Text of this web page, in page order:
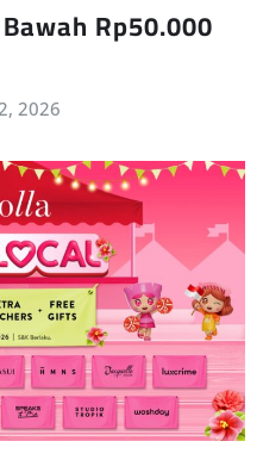
Rp50.000
2026